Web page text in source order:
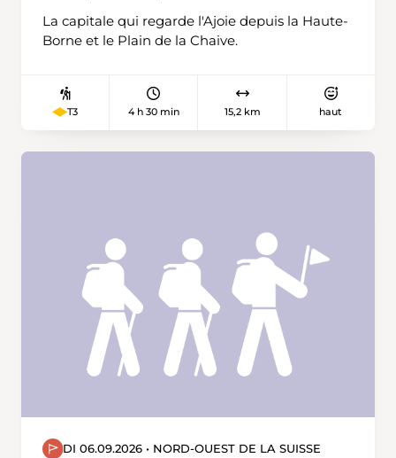
La capitale qui regarde l'Ajoie depuis la Haute-
Borne et le Plain de la Chaive.
T3 4 h 30 min 15,2 km haut
DI 06.09.2026 • NORD-OUEST DE LA SUISSE